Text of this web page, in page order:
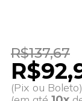
R$137,67
(Pix ou